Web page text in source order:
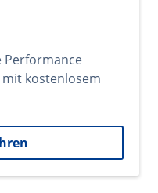
Performance
kostenlosem